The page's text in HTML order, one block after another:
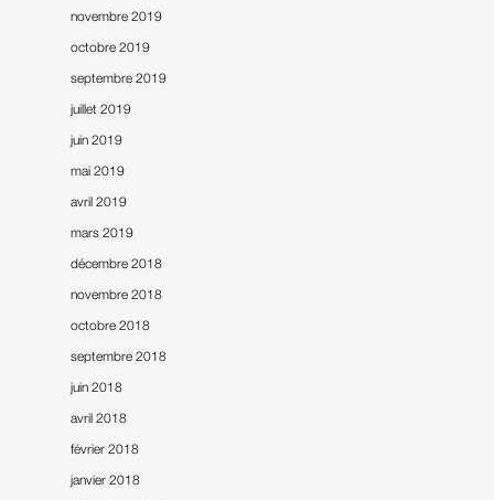
novembre 2019
octobre 2019
septembre 2019
juillet 2019
juin 2019
mai 2019
avril 2019
mars 2019
décembre 2018
novembre 2018
octobre 2018
septembre 2018
juin 2018
avril 2018
février 2018
janvier 2018